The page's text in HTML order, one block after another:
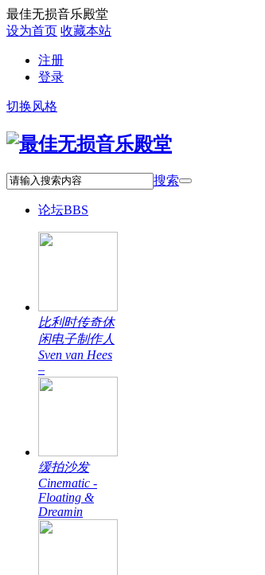
最佳无损音乐殿堂
设为首页 收藏本站
注册
登录
切换风格
搜索
论坛BBS
比利时传奇休
闲电子制作人
Sven van Hees
–
缓拍沙发
Cinematic -
Floating &
Dreamin